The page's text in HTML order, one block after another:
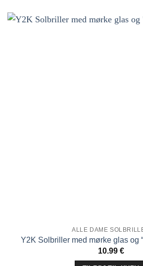
ALLE DAME
Y2K Solbriller med mørke glas og
10.99 €